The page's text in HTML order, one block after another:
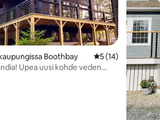
5, 151 arvostelua
Boothbay Keskimääräinen
5 (14)
Upea uusi kohde veden